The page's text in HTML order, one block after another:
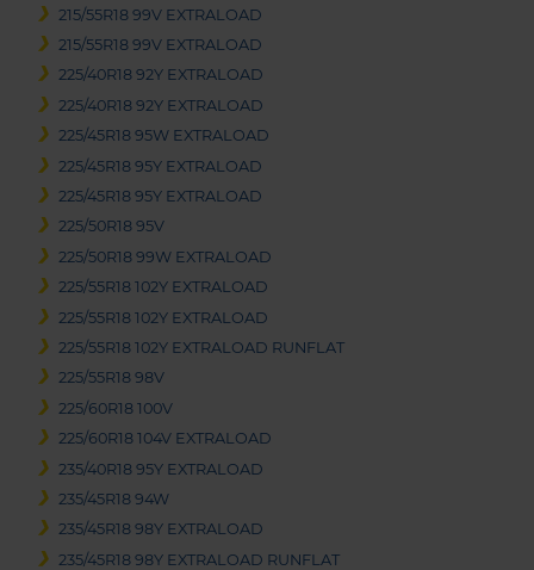
215/55R18 99V EXTRALOAD
215/55R18 99V EXTRALOAD
225/40R18 92Y EXTRALOAD
225/40R18 92Y EXTRALOAD
225/45R18 95W EXTRALOAD
225/45R18 95Y EXTRALOAD
225/45R18 95Y EXTRALOAD
225/50R18 95V
225/50R18 99W EXTRALOAD
225/55R18 102Y EXTRALOAD
225/55R18 102Y EXTRALOAD
225/55R18 102Y EXTRALOAD RUNFLAT
225/55R18 98V
225/60R18 100V
225/60R18 104V EXTRALOAD
235/40R18 95Y EXTRALOAD
235/45R18 94W
235/45R18 98Y EXTRALOAD
235/45R18 98Y EXTRALOAD RUNFLAT